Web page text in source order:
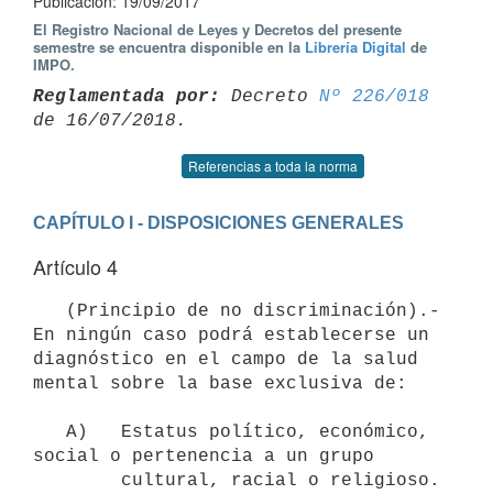
El Registro Nacional de Leyes y Decretos del presente
semestre se encuentra disponible en la Librería Digital de
IMPO.
Reglamentada por: Decreto Nº 226/018
Referencias a toda la norma
CAPÍTULO I - DISPOSICIONES GENERALES
Artículo 4
En ningún caso podrá establecerse un
diagnóstico en el campo de la salud
mental sobre la base exclusiva de:
social o pertenencia a un grupo